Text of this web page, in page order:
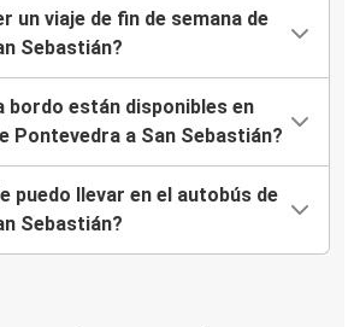
un viaje de fin de semana de
Sebastián?
bordo están disponibles en
Pontevedra a San Sebastián?
puedo llevar en el autobús de
Sebastián?